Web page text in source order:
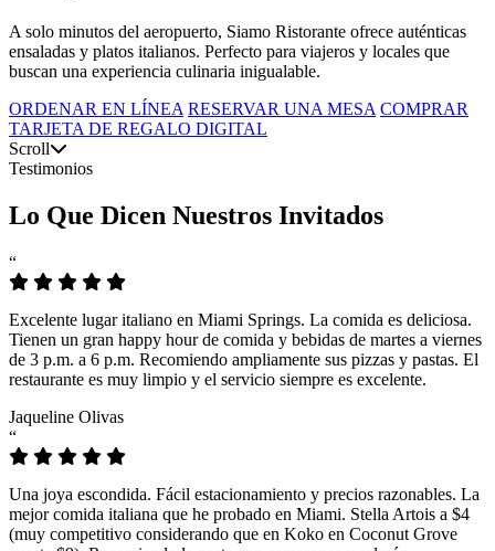
A solo minutos del aeropuerto, Siamo Ristorante ofrece auténticas
ensaladas y platos italianos. Perfecto para viajeros y locales que
buscan una experiencia culinaria inigualable.
ORDENAR EN LÍNEA RESERVAR UNA MESA COMPRAR
TARJETA DE REGALO DIGITAL
Scroll
Testimonios
Lo Que Dicen Nuestros Invitados
“
Excelente lugar italiano en Miami Springs. La comida es deliciosa.
Tienen un gran happy hour de comida y bebidas de martes a viernes
de 3 p.m. a 6 p.m. Recomiendo ampliamente sus pizzas y pastas. El
restaurante es muy limpio y el servicio siempre es excelente.
Jaqueline Olivas
“
Una joya escondida. Fácil estacionamiento y precios razonables. La
mejor comida italiana que he probado en Miami. Stella Artois a $4
(muy competitivo considerando que en Koko en Coconut Grove